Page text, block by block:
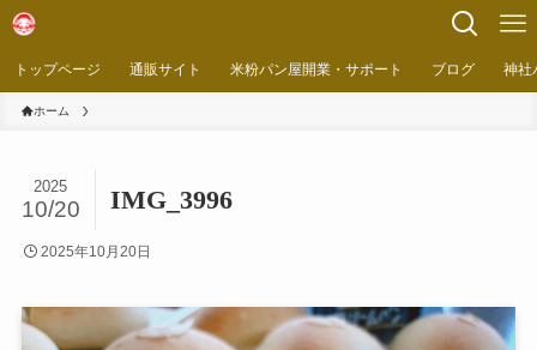
トップページ 通販サイト 米粉パン屋開業・サポート ブログ 神社
ホーム
IMG_3996
2025
10/20
2025年10月20日